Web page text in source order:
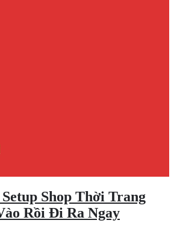
Shop Thời Trang
Rồi Đi Ra Ngay